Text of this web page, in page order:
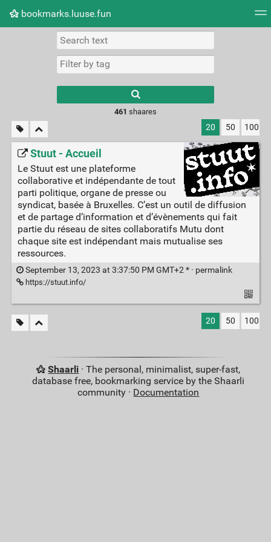
bookmarks.luuse.fun
Picture wall
results.
461 shaares
20 50 100
Stuut - Accueil
Le Stuut est une plateforme
collaborative et indépendante de tout
parti politique, organe de presse ou
syndicat, basée à Bruxelles. C’est un outil de diffusion
et de partage d’information et d’évènements qui fait
partie du réseau de sites collaboratifs Mutu dont
chaque site est indépendant mais mutualise ses
ressources.
September 13, 2023 at 3:37:50 PM GMT+2 * · permalink
https://stuut.info/
20 50 100
Shaarli · The personal, minimalist, super-fast,
database free, bookmarking service by the Shaarli
community · Documentation